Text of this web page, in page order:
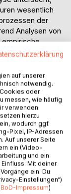
wesentlich
der
Analysen von
empirische
Untersuchung
dar.
mit ihren
Vorteil, soziale
sowie
zu
Unterstützung
der Fakultät
in der
Methoden
auf unserer
notwendig.
oder
messen, wie häufig
verwenden
hierzu
wodurch ggf.
Pixel, IP-Adressen
Auf unserer Seite
ein (Video-
und ein
Mit deiner
ein. Du
Einstellungen“)
BoD-Impressum)